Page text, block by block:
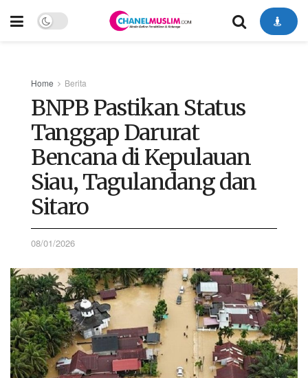
Home Berita
BNPB Pastikan Status
Tanggap Darurat
Bencana di Kepulauan
Siau, Tagulandang dan
Sitaro
08/01/2026